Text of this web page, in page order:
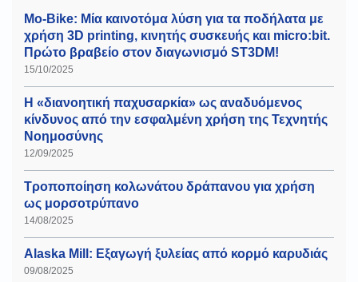
Mo-Bike: Μία καινοτόμα λύση για τα ποδήλατα με
χρήση 3D printing, κινητής συσκευής και micro:bit.
Πρώτο βραβείο στον διαγωνισμό ST3DM!
15/10/2025
Η «διανοητική παχυσαρκία» ως αναδυόμενος
κίνδυνος από την εσφαλμένη χρήση της Τεχνητής
Νοημοσύνης
12/09/2025
Τροποποίηση κολωνάτου δράπανου για χρήση
ως μορσοτρύπανο
14/08/2025
Alaska Mill: Εξαγωγή ξυλείας από κορμό καρυδιάς
09/08/2025